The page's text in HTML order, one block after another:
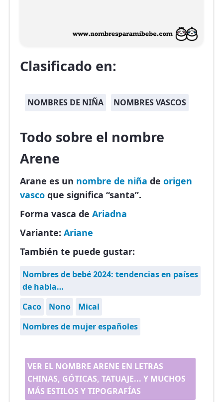
Clasificado en:
NOMBRES DE NIÑA NOMBRES VASCOS
Todo sobre el nombre
Arene
Arane es un nombre de niña de origen
vasco que significa “santa”.
Forma vasca de Ariadna
Variante: Ariane
También te puede gustar:
Nombres de bebé 2024: tendencias en países
de habla…
Caco
Nono
Mical
Nombres de mujer españoles
VER EL NOMBRE ARENE EN LETRAS
CHINAS, GÓTICAS, TATUAJE... Y MUCHOS
MÁS ESTILOS Y TIPOGRAFÍAS